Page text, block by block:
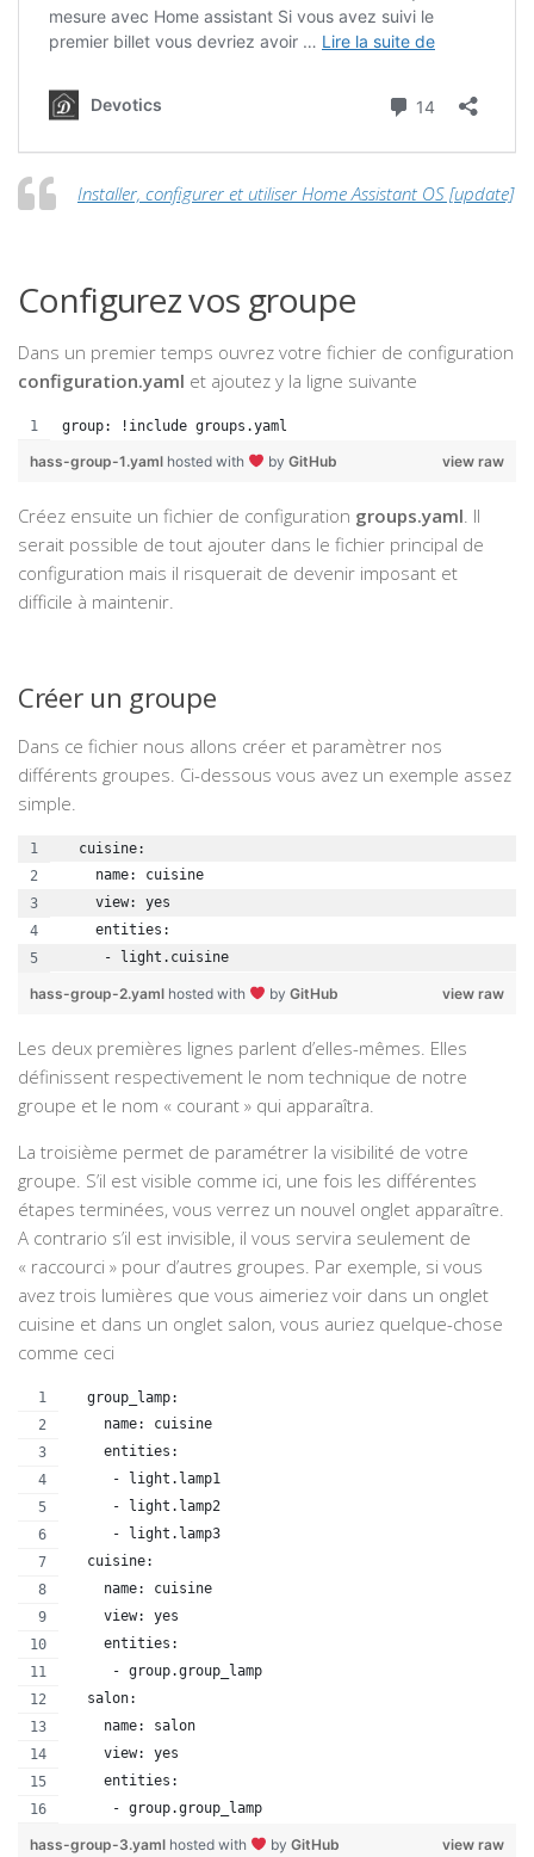
Installer, configurer et utiliser Home Assistant OS [update]
Configurez vos groupe
Dans un premier temps ouvrez votre fichier de configuration
configuration.yaml et ajoutez y la ligne suivante
group: !include groups.yaml
view raw
hass-group-1.yaml hosted with by GitHub
Créez ensuite un fichier de configuration groups.yaml. Il
serait possible de tout ajouter dans le fichier principal de
configuration mais il risquerait de devenir imposant et
difficile à maintenir.
Créer un groupe
Dans ce fichier nous allons créer et paramètrer nos
différents groupes. Ci-dessous vous avez un exemple assez
simple.
  cuisine:
    name: cuisine
    view: yes
    entities:
     - light.cuisine
view raw
hass-group-2.yaml hosted with by GitHub
Les deux premières lignes parlent d’elles-mêmes. Elles
définissent respectivement le nom technique de notre
groupe et le nom « courant » qui apparaîtra.
La troisième permet de paramétrer la visibilité de votre
groupe. S’il est visible comme ici, une fois les différentes
étapes terminées, vous verrez un nouvel onglet apparaître.
A contrario s’il est invisible, il vous servira seulement de
« raccourci » pour d’autres groupes. Par exemple, si vous
avez trois lumières que vous aimeriez voir dans un onglet
cuisine et dans un onglet salon, vous auriez quelque-chose
comme ceci
  group_lamp:
    name: cuisine
    entities:
     - light.lamp1
     - light.lamp2
     - light.lamp3
  cuisine:
    name: cuisine
    view: yes
    entities:
     - group.group_lamp
  salon:
    name: salon
    view: yes
    entities:
     - group.group_lamp
view raw
hass-group-3.yaml hosted with by GitHub